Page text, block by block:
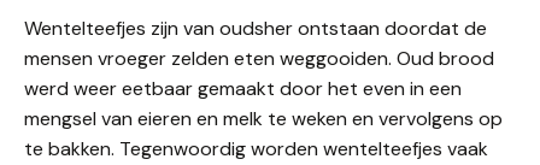
Wentelteefjes zijn van oudsher ontstaan doordat de
mensen vroeger zelden eten weggooiden. Oud brood
werd weer eetbaar gemaakt door het even in een
mengsel van eieren en melk te weken en vervolgens op
te bakken. Tegenwoordig worden wentelteefjes vaak